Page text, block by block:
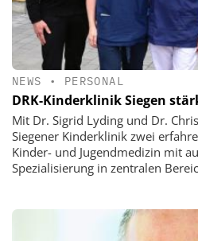
NEWS • PERSONAL
DRK-Kinderklinik Siegen
Mit Dr. Sigrid Lyding und Dr.
Siegener Kinderklinik zwei
Kinder- und Jugendmedizin mit
Spezialisierung in zentralen